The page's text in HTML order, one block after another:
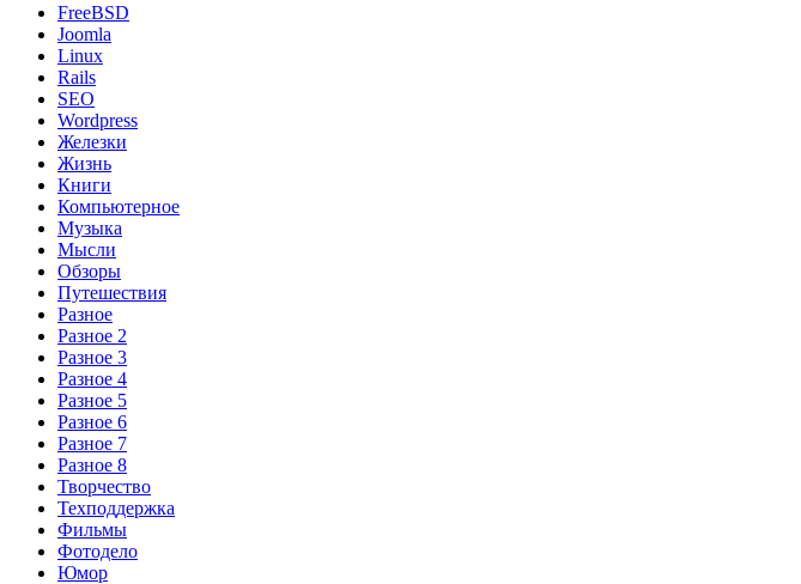
FreeBSD
Joomla
Linux
Rails
SEO
Wordpress
Железки
Жизнь
Книги
Компьютерное
Музыка
Мысли
Обзоры
Путешествия
Разное
Разное 2
Разное 3
Разное 4
Разное 5
Разное 6
Разное 7
Разное 8
Творчество
Техподдержка
Фильмы
Фотодело
Юмор